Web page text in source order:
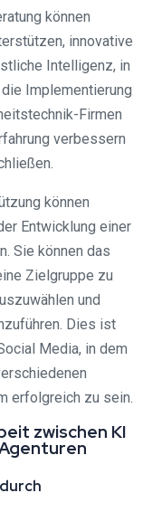
können
innovative
Intelligenz, in
Implementierung
Firmen
verbessern
können
Entwicklung einer
Sie können das
Zielgruppe zu
und
Dies ist
Media, in dem
erfolgreich zu sein.
zwischen KI